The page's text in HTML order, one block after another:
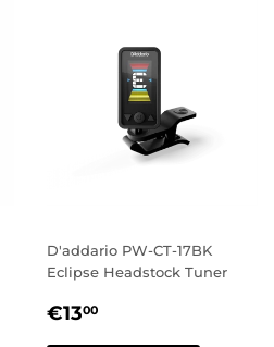
D'addario PW-CT-17BK
Eclipse Headstock Tuner
PREZZO
€1300